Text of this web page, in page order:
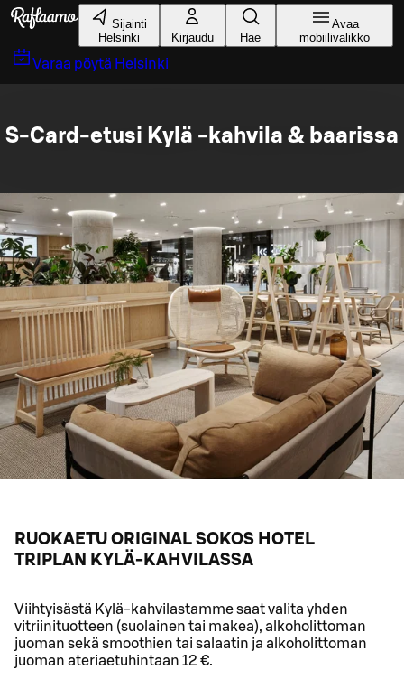
Siirry pääsisältöön
Sijainti
Helsinki
Kirjaudu Hae
Avaa
mobiilivalikko
Varaa pöytä Helsinki
S-Card-etusi Kylä -kahvila & baarissa
RUOKAETU ORIGINAL SOKOS HOTEL
TRIPLAN KYLÄ-KAHVILASSA
Viihtyisästä Kylä-kahvilastamme saat valita yhden
vitriinituotteen (suolainen tai makea), alkoholittoman
juoman sekä smoothien tai salaatin ja alkoholittoman
juoman ateriaetuhintaan 12 €.